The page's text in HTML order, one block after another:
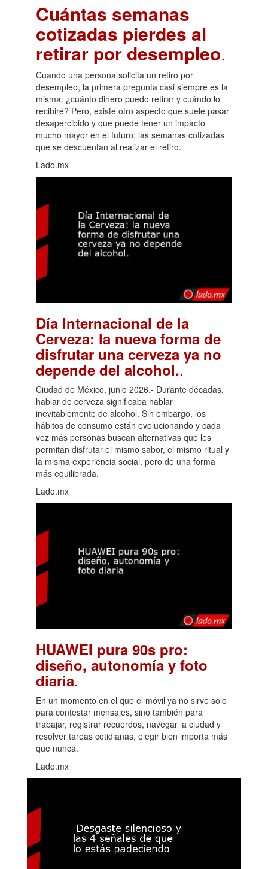
Cuántas semanas
cotizadas pierdes al
retirar por desempleo.
Cuando una persona solicita un retiro por
desempleo, la primera pregunta casi siempre es la
misma: ¿cuánto dinero puedo retirar y cuándo lo
recibiré? Pero, existe otro aspecto que suele pasar
desapercibido y que puede tener un impacto
mucho mayor en el futuro: las semanas cotizadas
que se descuentan al realizar el retiro.
Lado.mx
Día Internacional de la
Cerveza: la nueva forma de
disfrutar una cerveza ya no
depende del alcohol..
Ciudad de México, junio 2026.- Durante décadas,
hablar de cerveza significaba hablar
inevitablemente de alcohol. Sin embargo, los
hábitos de consumo están evolucionando y cada
vez más personas buscan alternativas que les
permitan disfrutar el mismo sabor, el mismo ritual y
la misma experiencia social, pero de una forma
más equilibrada.
Lado.mx
HUAWEI pura 90s pro:
diseño, autonomía y foto
diaria.
En un momento en el que el móvil ya no sirve solo
para contestar mensajes, sino también para
trabajar, registrar recuerdos, navegar la ciudad y
resolver tareas cotidianas, elegir bien importa más
que nunca.
Lado.mx